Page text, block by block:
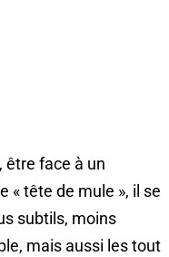
être face à un
« tête de mule », il se
subtils, moins
mais aussi les tout